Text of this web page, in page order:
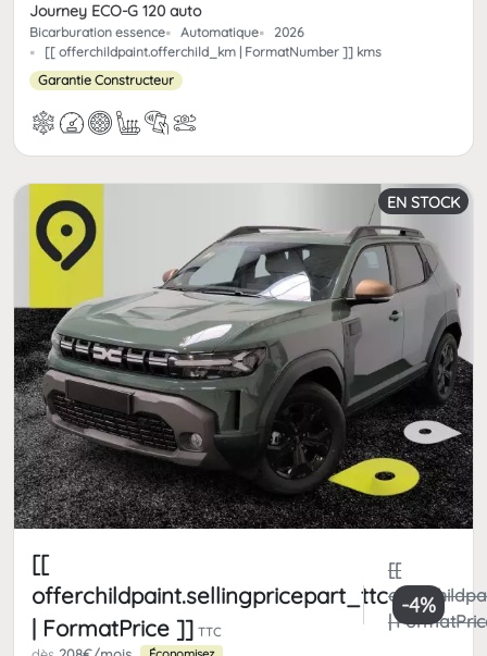
Journey ECO-G 120 auto
Bicarburation essence Automatique
2026
[[ offerchildpaint.offerchild_km | FormatNumber ]] kms
Garantie Constructeur
EN STOCK
[[
offerchildpaint.sellingpricepart_ttc
| FormatPrice ]] TTC
[[
|
-4%